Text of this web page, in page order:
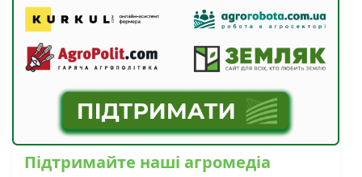
Підтримайте наші агромедіа